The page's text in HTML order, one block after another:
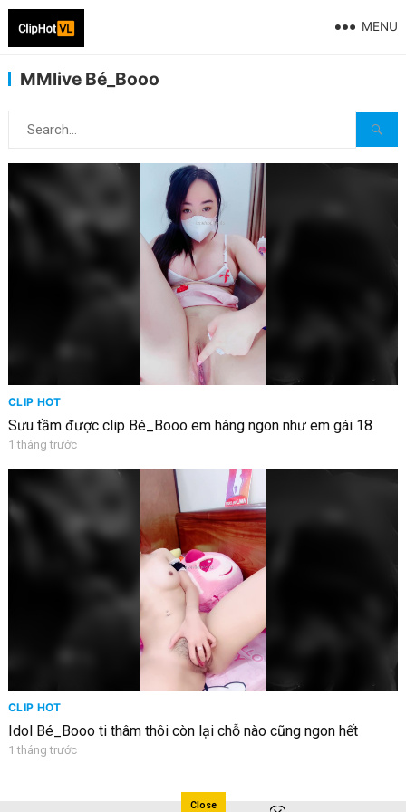
MENU
MMlive Bé_Booo
CLIP HOT
Sưu tầm được clip Bé_Booo em hàng ngon như em gái 18
1 tháng trước
CLIP HOT
Idol Bé_Booo ti thâm thôi còn lại chỗ nào cũng ngon hết
1 tháng trước
Close